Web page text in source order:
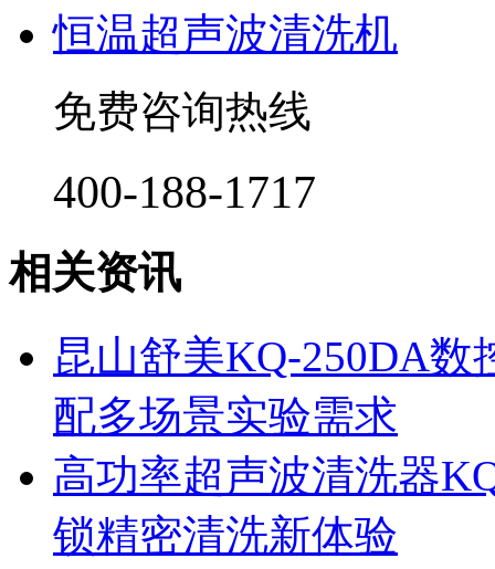
恒温超声波清洗机
免费咨询热线
400-188-1717
相关资讯
昆山舒美KQ-250DA
配多场景实验需求
高功率超声波清洗器
锁精密清洗新体验